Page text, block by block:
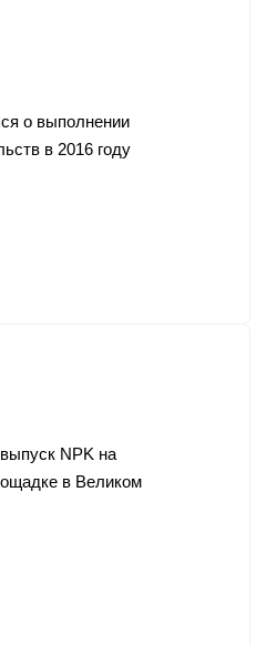
о выполнении
в 2016 году
NPK на
в Великом